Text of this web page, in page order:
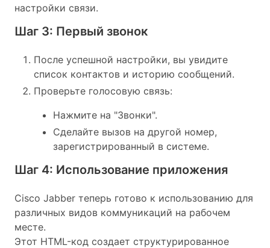
настройки связи.
Шаг 3: Первый звонок
После успешной настройки, вы увидите
список контактов и историю сообщений.
Проверьте голосовую связь:
Нажмите на "Звонки".
Сделайте вызов на другой номер,
зарегистрированный в системе.
Шаг 4: Использование приложения
Cisco Jabber теперь готово к использованию для
различных видов коммуникаций на рабочем
месте.
Этот HTML-код создает структурированное